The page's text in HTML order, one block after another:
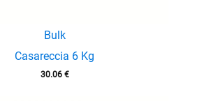
Bulk
Casareccia 6 Kg
30.06 €